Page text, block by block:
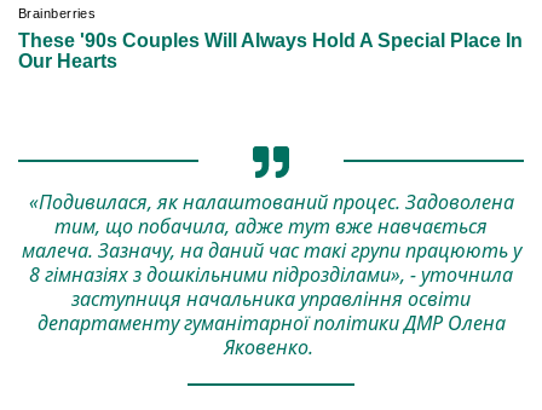
«Подивилася, як налаштований процес. Задоволена
тим, що побачила, адже тут вже навчається
малеча. Зазначу, на даний час такі групи працюють у
8 гімназіях з дошкільними підрозділами», - уточнила
заступниця начальника управління освіти
департаменту гуманітарної політики ДМР Олена
Яковенко.